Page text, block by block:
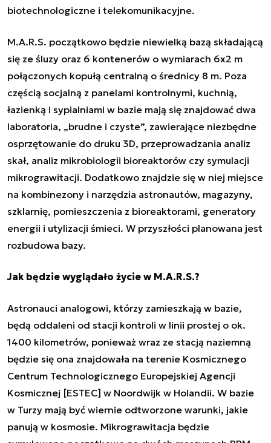
biotechnologiczne i telekomunikacyjne.
M.A.R.S. początkowo będzie niewielką bazą składającą
się ze śluzy oraz 6 kontenerów o wymiarach 6x2 m
połączonych kopułą centralną o średnicy 8 m. Poza
częścią socjalną z panelami kontrolnymi, kuchnią,
łazienką i sypialniami w bazie mają się znajdować dwa
laboratoria, „brudne i czyste”, zawierające niezbędne
osprzętowanie do druku 3D, przeprowadzania analiz
skał, analiz mikrobiologii bioreaktorów czy symulacji
mikrograwitacji. Dodatkowo znajdzie się w niej miejsce
na kombinezony i narzędzia astronautów, magazyny,
szklarnię, pomieszczenia z bioreaktorami, generatory
energii i utylizacji śmieci. W przyszłości planowana jest
rozbudowa bazy.
Jak będzie wyglądało życie w M.A.R.S.?
Astronauci analogowi, którzy zamieszkają w bazie,
będą oddaleni od stacji kontroli w linii prostej o ok.
1400 kilometrów, ponieważ wraz ze stacją naziemną
będzie się ona znajdowała na terenie Kosmicznego
Centrum Technologicznego Europejskiej Agencji
Kosmicznej [ESTEC] w Noordwijk w Holandii. W bazie
w Turzy mają być wiernie odtworzone warunki, jakie
panują w kosmosie. Mikrograwitacja będzie